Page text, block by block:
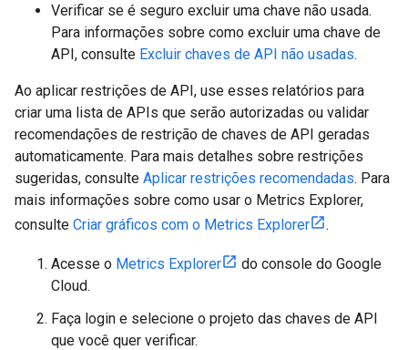
Verificar se é seguro excluir uma chave não usada.
Para informações sobre como excluir uma chave de
API, consulte Excluir chaves de API não usadas.
Ao aplicar restrições de API, use esses relatórios para
criar uma lista de APIs que serão autorizadas ou validar
recomendações de restrição de chaves de API geradas
automaticamente. Para mais detalhes sobre restrições
sugeridas, consulte Aplicar restrições recomendadas. Para
mais informações sobre como usar o Metrics Explorer,
consulte Criar gráficos com o Metrics Explorer .
Acesse o Metrics Explorer
do console do Google
Cloud.
Faça login e selecione o projeto das chaves de API
que você quer verificar.